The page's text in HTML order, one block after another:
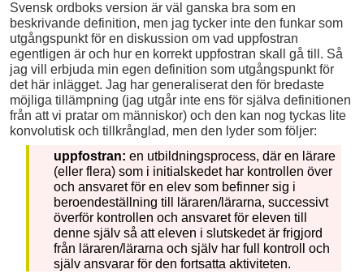
Svensk ordboks version är väl ganska bra som en
beskrivande definition, men jag tycker inte den funkar som
utgångspunkt för en diskussion om vad uppfostran
egentligen är och hur en korrekt uppfostran skall gå till. Så
jag vill erbjuda min egen definition som utgångspunkt för
det här inlägget. Jag har generaliserat den för bredaste
möjliga tillämpning (jag utgår inte ens för själva definitionen
från att vi pratar om människor) och den kan nog tyckas lite
konvolutisk och tillkrånglad, men den lyder som följer:
uppfostran: en utbildningsprocess, där en lärare
(eller flera) som i initialskedet har kontrollen över
och ansvaret för en elev som befinner sig i
beroendeställning till läraren/lärarna, successivt
överför kontrollen och ansvaret för eleven till
denne själv så att eleven i slutskedet är frigjord
från läraren/lärarna och själv har full kontroll och
själv ansvarar för den fortsatta aktiviteten.